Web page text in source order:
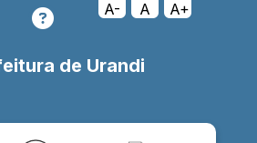
A- A A+
de Urandi